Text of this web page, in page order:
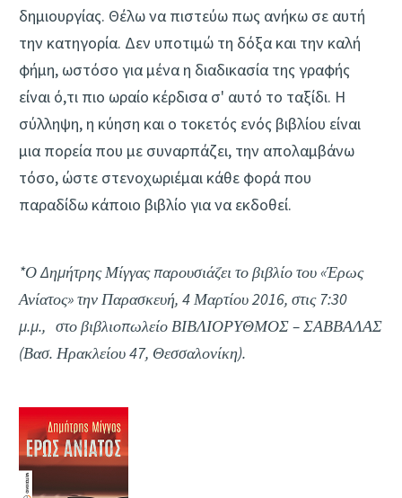
δημιουργίας. Θέλω να πιστεύω πως ανήκω σε αυτή
την κατηγορία. Δεν υποτιμώ τη δόξα και την καλή
φήμη, ωστόσο για μένα η διαδικασία της γραφής
είναι ό,τι πιο ωραίο κέρδισα σ' αυτό το ταξίδι. Η
σύλληψη, η κύηση και ο τοκετός ενός βιβλίου είναι
μια πορεία που με συναρπάζει, την απολαμβάνω
τόσο, ώστε στενοχωριέμαι κάθε φορά που
παραδίδω κάποιο βιβλίο για να εκδοθεί.
*Ο Δημήτρης Μίγγας παρουσιάζει το βιβλίο του «Έρως
Ανίατος» την Παρασκευή, 4 Μαρτίου 2016, στις 7:30
μ.μ., στο βιβλιοπωλείο ΒΙΒΛΙΟΡΥΘΜΟΣ – ΣΑΒΒΑΛΑΣ
(Βασ. Ηρακλείου 47, Θεσσαλονίκη).